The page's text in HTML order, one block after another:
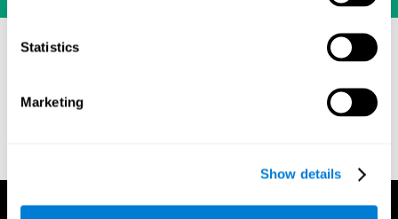
Statistics
Marketing
Show details
مراجع
upon identification of a target letter in a non- search task".
Perception and Psychophysics. 16: 143–149.
doi:10.3758/bf03203267.